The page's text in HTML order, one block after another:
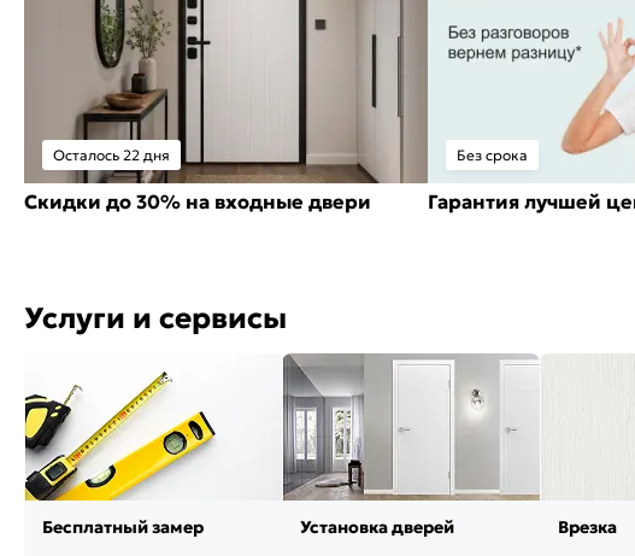
Осталось 22 дня
Скидки до 30% на входные двери
Без срока
Гарантия лучшей
Услуги и сервисы
Бесплатный замер Установка дверей Врезка